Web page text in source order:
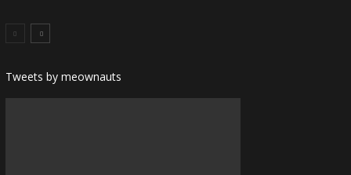
Tweets by meownauts